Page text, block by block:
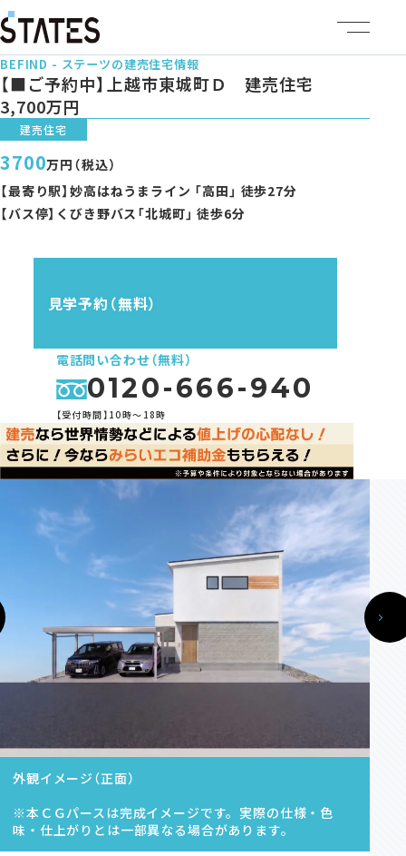
ステーツについて
商品ラインナップ
イベント情報
建売・土地情報
企業情報
モデルハウス・支店
家づくりコラム
オーナーの方へ
0120-666-940
【受付時間】10時～18時
来場予約
BEFIND - ステーツの建売住宅情報
【■ご予約中】上越市東城町Ｄ 建売住宅
3,700万円
建売住宅
3700万円（税込）
【最寄り駅】妙高はねうまライン 「高田」 徒歩27分
【バス停】くびき野バス「北城町」 徒歩6分
見学予約（無料）
電話問い合わせ（無料）
0120-666-940
【受付時間】10時～18時
外観イメージ（正面）
※本ＣＧパースは完成イメージです。実際の仕様・色
味・仕上がりとは一部異なる場合があります。